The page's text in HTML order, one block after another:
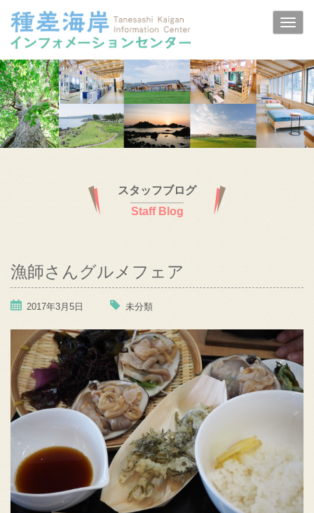
スタッフブログ
Staff Blog
漁師さんグルメフェア
2017年3月5日 未分類